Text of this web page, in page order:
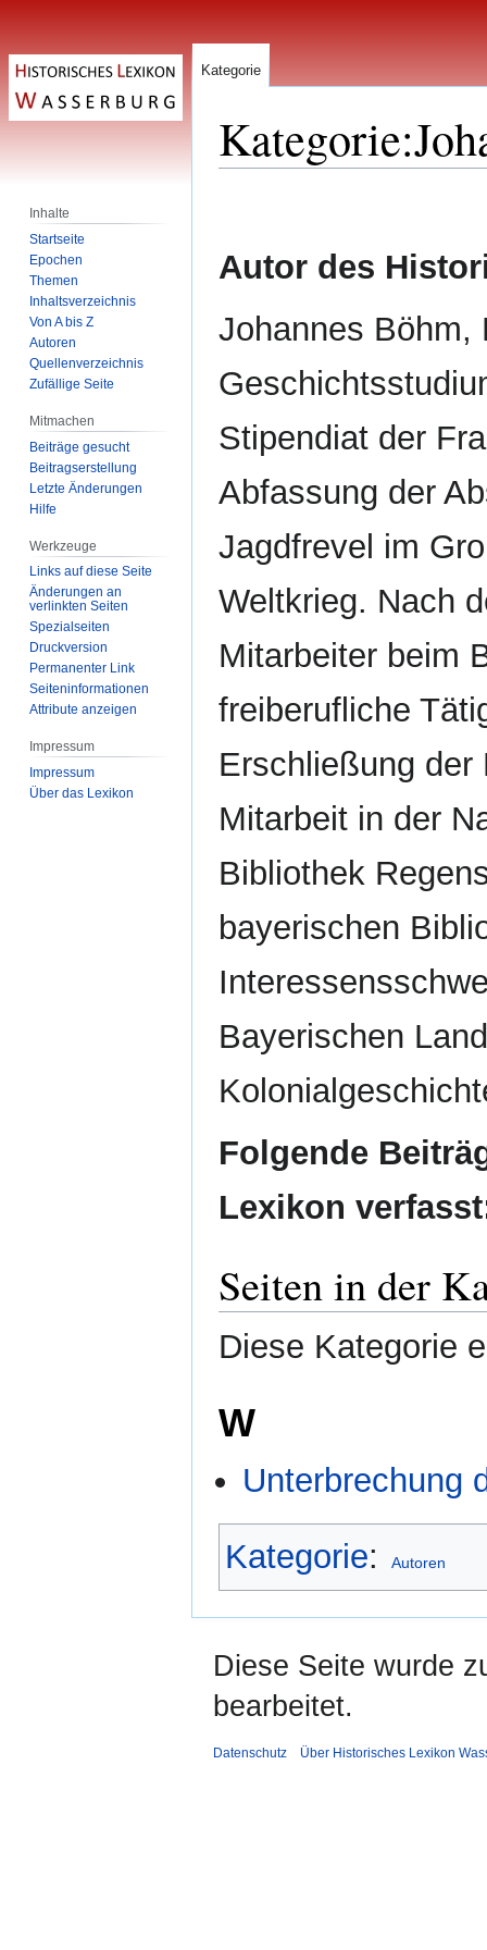
Kategorie:
Autor des
Johannes Böhm,
Stipendiat der
Abfassung der
Jagdfrevel im
Weltkrieg. Nach
Mitarbeiter beim
freiberufliche
Erschließung der
Mitarbeit in der
Bibliothek
bayerischen
Bayerischen
Folgende
Lexikon
Seiten in der
Diese Kategorie
W
Unterbrechung
Kategorie: Autoren
Kategorie
Inhalte
Startseite
Epochen
Themen
Inhaltsverzeichnis
Von A bis Z
Autoren
Quellenverzeichnis
Zufällige Seite
Mitmachen
Beiträge gesucht
Beitragserstellung
Letzte Änderungen
Hilfe
Werkzeuge
Links auf diese Seite
Änderungen an
verlinkten Seiten
Spezialseiten
Druckversion
Permanenter Link
Seiten­­informationen
Attribute anzeigen
Impressum
Impressum
Über das Lexikon
Diese Seite wurde
bearbeitet.
Datenschutz Über Historisches Lexikon